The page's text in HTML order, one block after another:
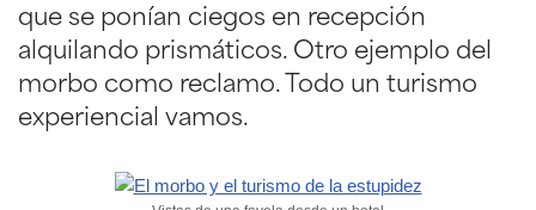
que se ponían ciegos en recepción
alquilando prismáticos. Otro ejemplo del
morbo como reclamo. Todo un turismo
experiencial vamos.